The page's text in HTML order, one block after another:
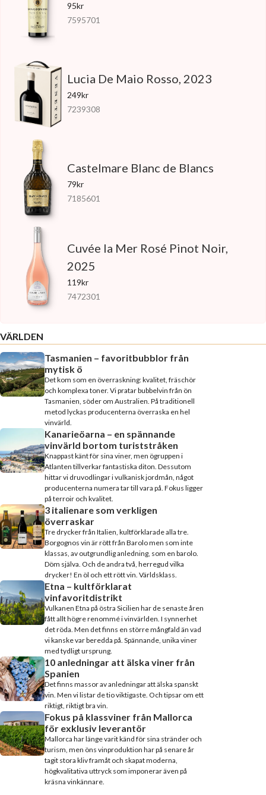
95kr
7595701
Lucia De Maio Rosso, 2023
249kr
7239308
Castelmare Blanc de Blancs
79kr
7185601
Cuvée la Mer Rosé Pinot Noir,
2025
119kr
7472301
VÄRLDEN
Tasmanien – favoritbubblor från
mytisk ö
Det kom som en överraskning: kvalitet, fräschör
och komplexa toner. Vi pratar bubbelvin från ön
Tasmanien, söder om Australien. På traditionell
metod lyckas producenterna överraska en hel
vinvärld.
Kanarieöarna – en spännande
vinvärld bortom turiststråken
Knappast känt för sina viner, men ögruppen i
Atlanten tillverkar fantastiska diton. Dessutom
hittar vi druvodlingar i vulkanisk jordmån, något
producenterna numera tar till vara på. Fokus ligger
på terroir och kvalitet.
3 italienare som verkligen
överraskar
Tre drycker från Italien, kultförklarade alla tre.
Borgognos vin är rött från Barolo men som inte
klassas, av outgrundlig anledning, som en barolo.
Döm själva. Och de andra två, herregud vilka
drycker! En öl och ett rött vin. Världsklass.
Etna – kultförklarat
vinfavoritdistrikt
Vulkanen Etna på östra Sicilien har de senaste åren
fått allt högre renommé i vinvärlden. I synnerhet
det röda. Men det finns en större mångfald än vad
vi kanske var beredda på. Spännande, unika viner
med tydligt ursprung.
10 anledningar att älska viner från
Spanien
Det finns massor av anledningar att älska spanskt
vin. Men vi listar de tio viktigaste. Och tipsar om ett
riktigt, riktigt bra vin.
Fokus på klassviner från Mallorca
för exklusiv leverantör
Mallorca har länge varit känd för sina stränder och
turism, men öns vinproduktion har på senare år
tagit stora kliv framåt och skapat moderna,
högkvalitativa uttryck som imponerar även på
kräsna vinkännare.